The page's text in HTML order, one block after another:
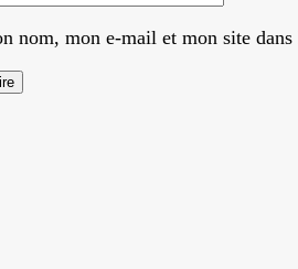
nom, mon e-mail et mon site